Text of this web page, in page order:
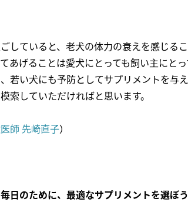
していると、老犬の体力の衰えを感じる
あげることは愛犬にとっても飼い主にと
若い犬にも予防としてサプリメントを与
索していただければと思います。
師 先崎直子）
日のために、最適なサプリメントを選ぼう